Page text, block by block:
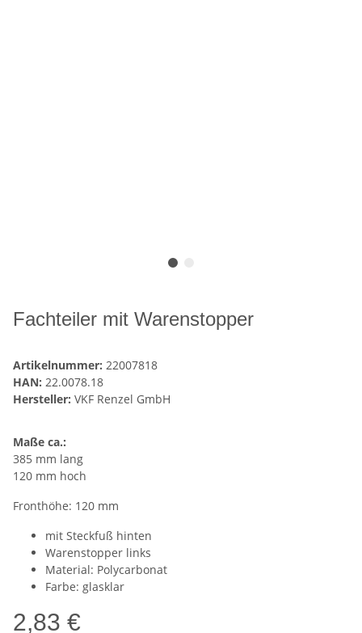
Fachteiler mit Warenstopper
Artikelnummer: 22007818
HAN: 22.0078.18
Hersteller: VKF Renzel GmbH
Maße ca.:
385 mm lang
120 mm hoch
Fronthöhe: 120 mm
mit Steckfuß hinten
Warenstopper links
Material: Polycarbonat
Farbe: glasklar
2,83 €